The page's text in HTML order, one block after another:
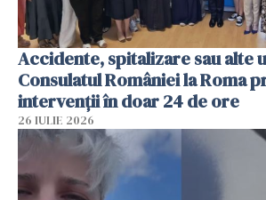
Accidente, spitalizare sau alte
Consulatul României la Roma
intervenții în doar 24 de ore
26 IULIE 2026